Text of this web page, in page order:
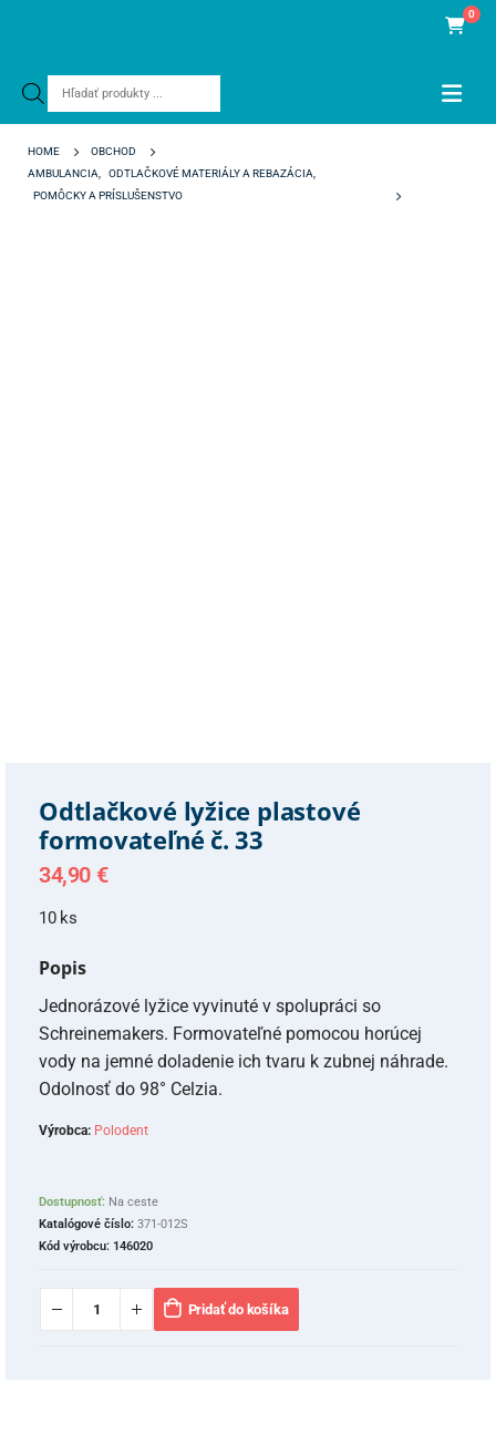
Products
0
HOME
OBCHOD
AMBULANCIA
ODTLAČKOVÉ MATERIÁLY A REBAZÁCIA
POMÔCKY A PRÍSLUŠENSTVO
Odtlačkové lyžice plastové
formovateľné č. 33
34,90 €
10 ks
Popis
Jednorázové lyžice vyvinuté v spolupráci so
Schreinemakers. Formovateľné pomocou horúcej
vody na jemné doladenie ich tvaru k zubnej náhrade.
Odolnosť do 98° Celzia.
Výrobca: Polodent
Dostupnosť: Na ceste
Katalógové číslo: 371-012S
Kód výrobcu: 146020
Pridať do košíka